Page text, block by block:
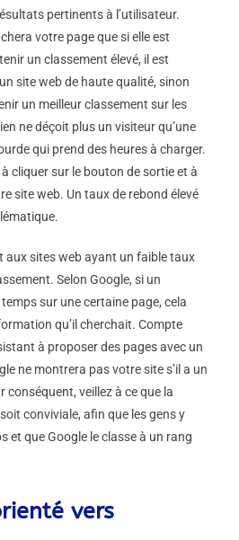
pertinents à l’utilisateur.
votre page que si elle est
un classement élevé, il est
site web de haute qualité, sinon
un meilleur classement sur les
ne déçoit plus un visiteur qu’une
qui prend des heures à charger.
cliquer sur le bouton de sortie et à
site web. Un taux de rebond élevé
aux sites web ayant un faible taux
Selon Google, si un
sur une certaine page, cela
qu’il cherchait. Compte
à proposer des pages avec un
ne montrera pas votre site s’il a un
conséquent, veillez à ce que la
conviviale, afin que les gens y
et que Google le classe à un rang
vers